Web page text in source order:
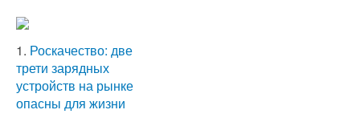
1. Роскачество: две
трети зарядных
устройств на рынке
опасны для жизни